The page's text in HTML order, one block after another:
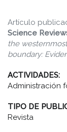
Artículo
Science
the
boundary:
ACTIVIDADES:
Administración
TIPO DE
Revista